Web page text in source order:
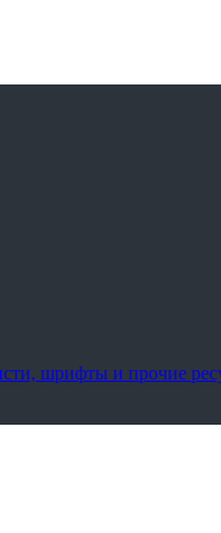
шрифты и прочие